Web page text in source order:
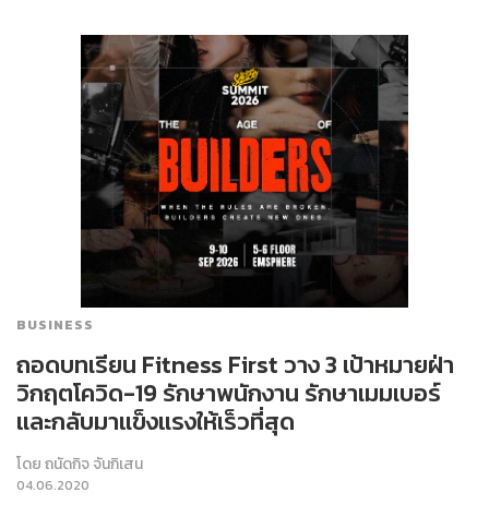
BUSINESS
ถอดบทเรียน Fitness First วาง 3 เป้าหมายฝ่า
วิกฤตโควิด-19 รักษาพนักงาน รักษาเมมเบอร์
และกลับมาแข็งแรงให้เร็วที่สุด
โดยถนัดกิจ จันกิเสน
04.06.2020